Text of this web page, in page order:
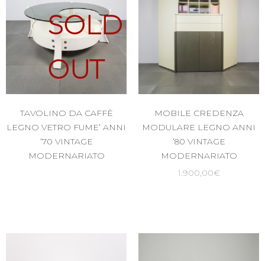
SOLD
OUT
TAVOLINO DA CAFFÈ
LEGNO VETRO FUME’ ANNI
’70 VINTAGE
MODERNARIATO
MOBILE CREDENZA
MODULARE LEGNO ANNI
’80 VINTAGE
MODERNARIATO
1.900,00€